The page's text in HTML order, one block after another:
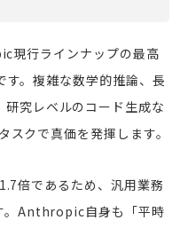
現行ラインナップの最高
。複雑な数学的推論、長
究レベルのコード生成な
クで真価を発揮します。
倍であるため、汎用業務
。Anthropic自身も「平時